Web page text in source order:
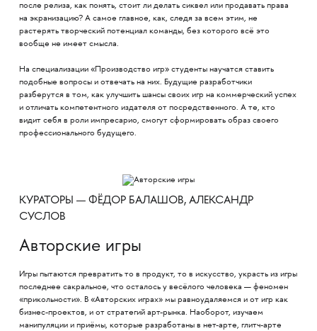
после релиза, как понять, стоит ли делать сиквел или продавать права
на экранизацию? А самое главное, как, следя за всем этим, не
растерять творческий потенциал команды, без которого всё это
вообще не имеет смысла.
На специализации «Производство игр» студенты научатся ставить
подобные вопросы и отвечать на них. Будущие разработчики
разберутся в том, как улучшить шансы своих игр на коммерческий успех
и отличать компетентного издателя от посредственного. А те, кто
видит себя в роли импресарио, смогут сформировать образ своего
профессионального будущего.
КУРАТОРЫ — ФЁДОР БАЛАШОВ, АЛЕКСАНДР
СУСЛОВ
Авторские игры
Игры пытаются превратить то в продукт, то в искусство, украсть из игры
последнее сакральное, что осталось у весёлого человека — феномен
«прикольности». В «Авторских играх» мы равноудаляемся и от игр как
бизнес-проектов, и от стратегий арт-рынка. Наоборот, изучаем
манипуляции и приёмы, которые разработаны в нет-арте, глитч-арте